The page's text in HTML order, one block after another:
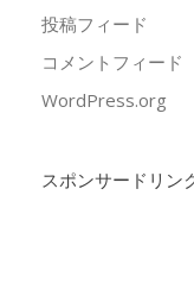
投稿フィード
コメントフィード
WordPress.org
スポンサードリン